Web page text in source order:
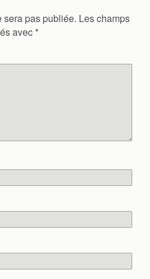
sera pas publiée. Les champs
avec *